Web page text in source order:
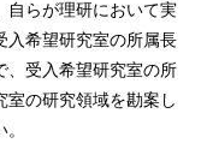
自らが理研において実
入希望研究室の所属長
、受入希望研究室の所
室の研究領域を勘案し